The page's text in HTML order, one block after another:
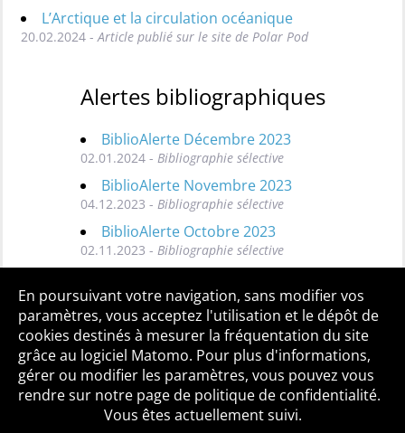
L’Arctique et la circulation océanique
20.02.2024 - Article publié sur le site de Polar Pod
Alertes bibliographiques
BiblioAlerte Décembre 2023
02.01.2024 - Bibliographie sélective
BiblioAlerte Novembre 2023
04.12.2023 - Bibliographie sélective
BiblioAlerte Octobre 2023
02.11.2023 - Bibliographie sélective
Toutes les BiblioAlertes
Qui sommes-nous ? Mentions légales
Accessibilité
Politique de confidentialité
Contact
En poursuivant votre navigation, sans modifier vos
paramètres, vous acceptez l'utilisation et le dépôt de
cookies destinés à mesurer la fréquentation du site
grâce au logiciel Matomo. Pour plus d'informations,
gérer ou modifier les paramètres, vous pouvez vous
rendre sur notre page de politique de confidentialité.
Vous êtes actuellement suivi.